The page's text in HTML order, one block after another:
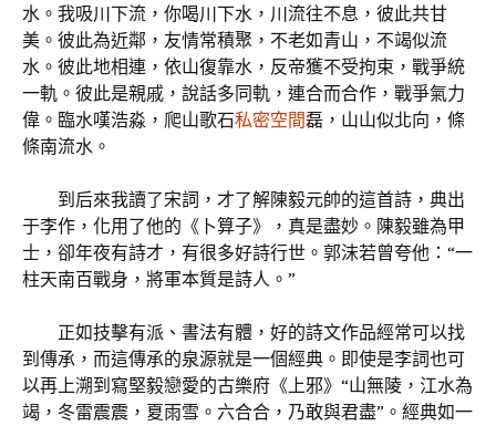
水。我吸川下流，你喝川下水，川流往不息，彼此共甘
美。彼此為近鄰，友情常積聚，不老如青山，不竭似流
水。彼此地相連，依山復靠水，反帝獲不受拘束，戰爭統
一軌。彼此是親戚，說話多同軌，連合而合作，戰爭氣力
偉。臨水嘆浩淼，爬山歌石私密空間磊，山山似北向，條
條南流水。
到后來我讀了宋詞，才了解陳毅元帥的這首詩，典出
于李作，化用了他的《卜算子》，真是盡妙。陳毅雖為甲
士，卻年夜有詩才，有很多好詩行世。郭沫若曾夸他：“一
柱天南百戰身，將軍本質是詩人。”
正如技擊有派、書法有體，好的詩文作品經常可以找
到傳承，而這傳承的泉源就是一個經典。即使是李詞也可
以再上溯到寫堅毅戀愛的古樂府《上邪》“山無陵，江水為
竭，冬雷震震，夏雨雪。六合合，乃敢與君盡”。經典如一